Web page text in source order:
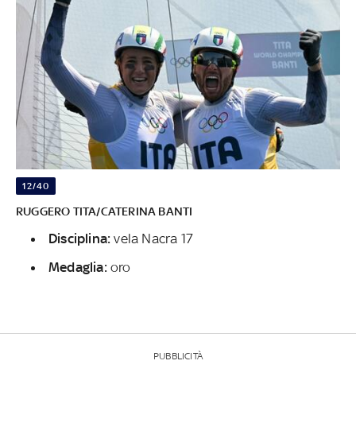
12/40
RUGGERO TITA/CATERINA BANTI
Disciplina:vela Nacra 17
Medaglia:oro
PUBBLICITÀ